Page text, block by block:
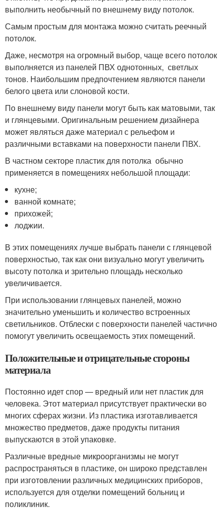
выполнить необычный по внешнему виду потолок.
Самым простым для монтажа можно считать реечный
потолок.
Даже, несмотря на огромный выбор, чаще всего потолок
выполняется из панелей ПВХ однотонных, светлых
тонов. Наибольшим предпочтением являются панели
белого цвета или слоновой кости.
По внешнему виду панели могут быть как матовыми, так
и глянцевыми. Оригинальным решением дизайнера
может являться даже материал с рельефом и
различными вставками на поверхности панели ПВХ.
В частном секторе пластик для потолка обычно
применяется в помещениях небольшой площади:
кухне;
ванной комнате;
прихожей;
лоджии.
В этих помещениях лучше выбрать панели с глянцевой
поверхностью, так как они визуально могут увеличить
высоту потолка и зрительно площадь несколько
увеличивается.
При использовании глянцевых панелей, можно
значительно уменьшить и количество встроенных
светильников. Отблески с поверхности панелей частично
помогут увеличить освещаемость этих помещений.
Положительные и отрицательные стороны
материала
Постоянно идет спор — вредный или нет пластик для
человека. Этот материал присутствует практически во
многих сферах жизни. Из пластика изготавливается
множество предметов, даже продукты питания
выпускаются в этой упаковке.
Различные вредные микроорганизмы не могут
распространяться в пластике, он широко представлен
при изготовлении различных медицинских приборов,
используется для отделки помещений больниц и
поликлиник.